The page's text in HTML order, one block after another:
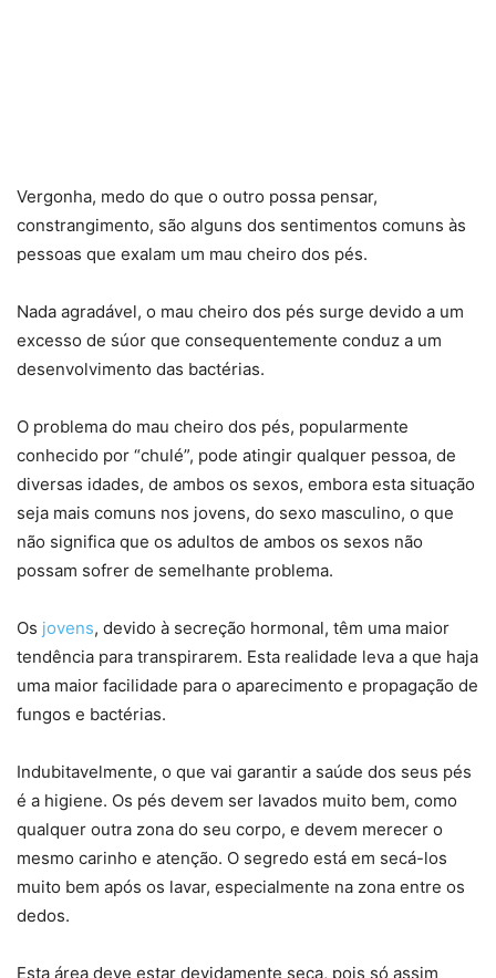
Vergonha, medo do que o outro possa pensar,
constrangimento, são alguns dos sentimentos comuns às
pessoas que exalam um mau cheiro dos pés.
Nada agradável, o mau cheiro dos pés surge devido a um
excesso de súor que consequentemente conduz a um
desenvolvimento das bactérias.
O problema do mau cheiro dos pés, popularmente
conhecido por “chulé”, pode atingir qualquer pessoa, de
diversas idades, de ambos os sexos, embora esta situação
seja mais comuns nos jovens, do sexo masculino, o que
não significa que os adultos de ambos os sexos não
possam sofrer de semelhante problema.
Os jovens, devido à secreção hormonal, têm uma maior
tendência para transpirarem. Esta realidade leva a que haja
uma maior facilidade para o aparecimento e propagação de
fungos e bactérias.
Indubitavelmente, o que vai garantir a saúde dos seus pés
é a higiene. Os pés devem ser lavados muito bem, como
qualquer outra zona do seu corpo, e devem merecer o
mesmo carinho e atenção. O segredo está em secá-los
muito bem após os lavar, especialmente na zona entre os
dedos.
Esta área deve estar devidamente seca, pois só assim